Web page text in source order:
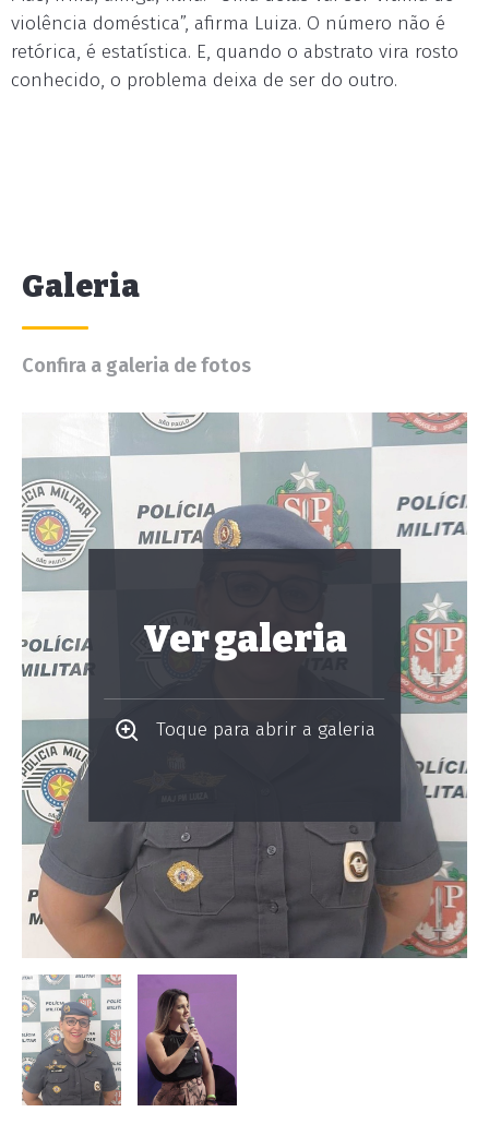
violência doméstica”, afirma Luiza. O número não é
retórica, é estatística. E, quando o abstrato vira rosto
conhecido, o problema deixa de ser do outro.
Galeria
Confira a galeria de fotos
Ver galeria
Toque para abrir a galeria